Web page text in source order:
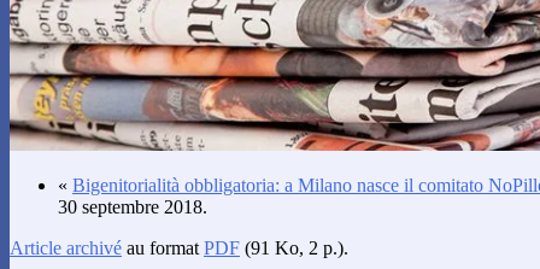
« Bigenitorialità obbligatoria: a Milano nasce il comitato
30 septembre 2018.
Article archivé au format PDF (91 Ko, 2 p.).